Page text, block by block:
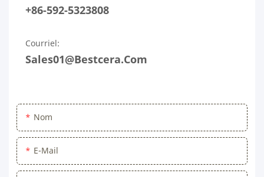
+86-592-5323808
Courriel:
Sales01@bestcera.com
Nom
E-Mail